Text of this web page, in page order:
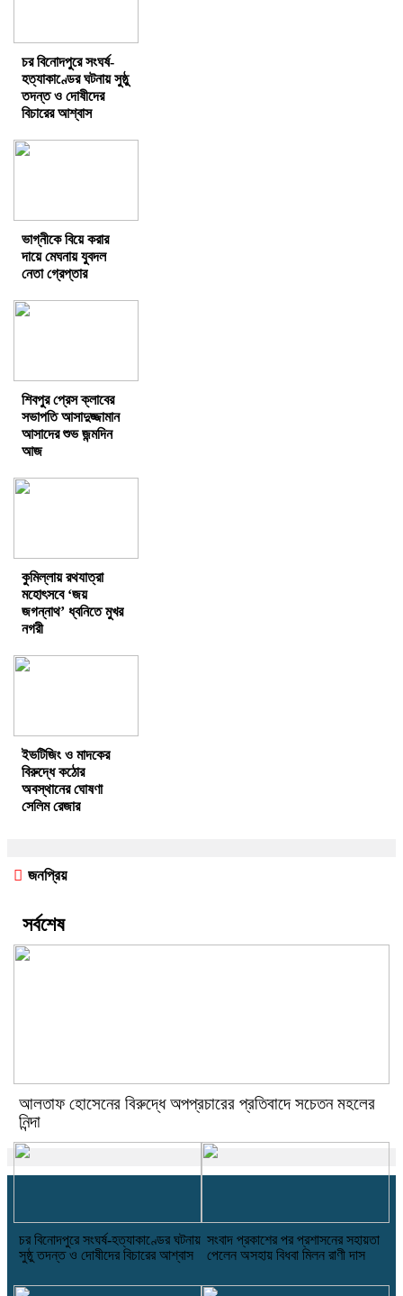
চর বিনোদপুরে সংঘর্ষ-
হত্যাকাণ্ডের ঘটনায় সুষ্ঠু
তদন্ত ও দোষীদের
বিচারের আশ্বাস
ভাগ্নীকে বিয়ে করার
দায়ে মেঘনায় যুবদল
নেতা গ্রেপ্তার
শিবপুর প্রেস ক্লাবের
সভাপতি আসাদুজ্জামান
আসাদের শুভ জন্মদিন
আজ
কুমিল্লায় রথযাত্রা
মহোৎসবে ‘জয়
জগন্নাথ’ ধ্বনিতে মুখর
নগরী
ইভটিজিং ও মাদকের
বিরুদ্ধে কঠোর
অবস্থানের ঘোষণা
সেলিম রেজার
জনপ্রিয়
সর্বশেষ
আলতাফ হোসেনের বিরুদ্ধে অপপ্রচারের প্রতিবাদে সচেতন মহলের
নিন্দা
চর বিনোদপুরে সংঘর্ষ-হত্যাকাণ্ডের ঘটনায়
সুষ্ঠু তদন্ত ও দোষীদের বিচারের আশ্বাস
সংবাদ প্রকাশের পর প্রশাসনের সহায়তা
পেলেন অসহায় বিধবা মিলন রাণী দাস